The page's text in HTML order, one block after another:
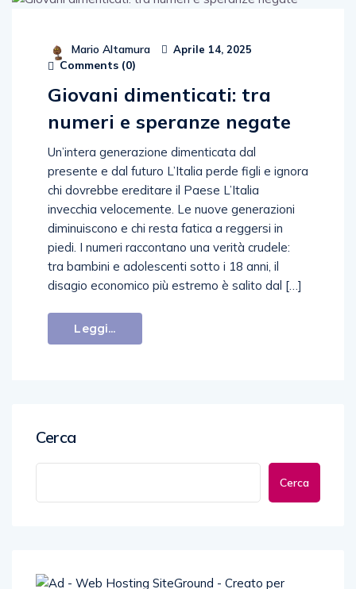
Mario Altamura Aprile 14, 2025
Comments (0)
Giovani dimenticati: tra
numeri e speranze negate
Un’intera generazione dimenticata dal
presente e dal futuro L’Italia perde figli e ignora
chi dovrebbe ereditare il Paese L’Italia
invecchia velocemente. Le nuove generazioni
diminuiscono e chi resta fatica a reggersi in
piedi. I numeri raccontano una verità crudele:
tra bambini e adolescenti sotto i 18 anni, il
disagio economico più estremo è salito dal […]
Leggi...
Cerca
Cerca